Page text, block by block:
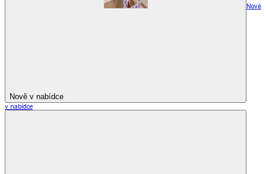
Nově v nabídce
Nově
v nabídce